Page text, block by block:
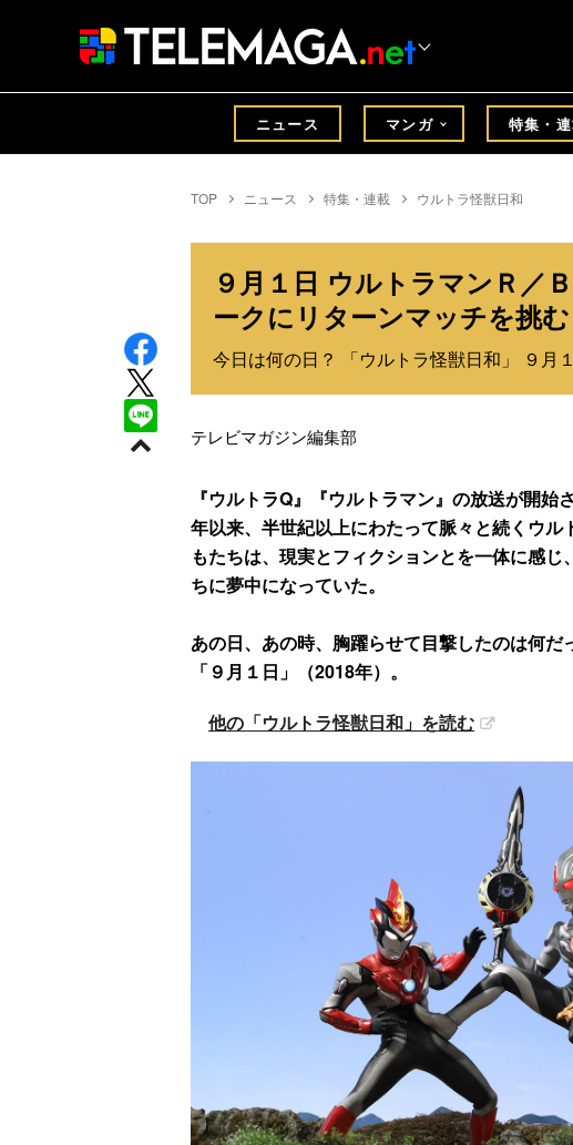
ニュース マンガ 特集・
TOP ニュース 特集・連載 ウルトラ怪獣日和
９月１日 ウルトラマンＲ／
ークにリターンマッチを挑む
今日は何の日？ 「ウルトラ怪獣日和」 ９月
テレビマガジン編集部
『ウルトラQ』『ウルトラマン』の放送が開
年以来、半世紀以上にわたって脈々と続くウ
もたちは、現実とフィクションとを一体に感
ちに夢中になっていた。
あの日、あの時、胸躍らせて目撃したのは何
「９月１日」（2018年）。
他の「ウルトラ怪獣日和」を読む